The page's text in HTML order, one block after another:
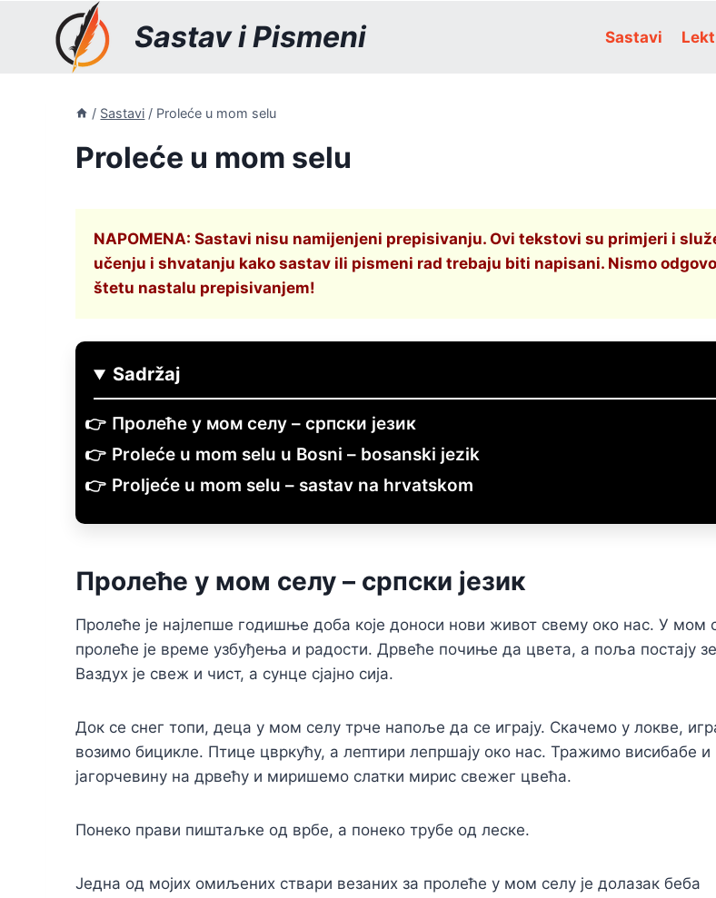
Sastav i Pismeni Sastavi
/ Sastavi / Proleće u mom selu
Proleće u mom selu
NAPOMENA: Sastavi nisu namijenjeni prepisivanju. Ovi tekstovi su primjeri i
učenju i shvatanju kako sastav ili pismeni rad trebaju biti napisani. Nismo
štetu nastalu prepisivanjem!
Sadržaj
Пролеће у мом селу – српски језик
Proleće u mom selu u Bosni – bosanski jezik
Proljeće u mom selu – sastav na hrvatskom
Пролеће у мом селу – српски језик
Пролеће је најлепше годишње доба које доноси нови живот свему око нас. У мом
пролеће је време узбуђења и радости. Дрвеће почиње да цвета, а поља постају
Ваздух је свеж и чист, а сунце сјајно сија.
Док се снег топи, деца у мом селу трче напоље да се играју. Скачемо у локве,
возимо бицикле. Птице цвркућу, а лептири лепршају око нас. Тражимо висибабе и
јагорчевину на дрвећу и миришемо слатки мирис свежег цвећа.
Понеко прави пиштаљке од врбе, а понеко трубе од леске.
Једна од мојих омиљених ствари везаних за пролеће у мом селу је долазак беба